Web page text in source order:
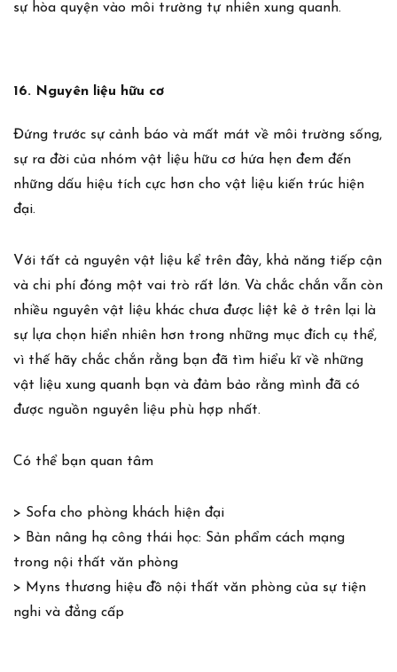
sự hòa quyện vào môi trường tự nhiên xung quanh.
16. Nguyên liệu hữu cơ
Đứng trước sự cảnh báo và mất mát về môi trường sống,
sự ra đời của nhóm vật liệu hữu cơ hứa hẹn đem đến
những dấu hiệu tích cực hơn cho vật liệu kiến trúc hiện
đại.
Với tất cả nguyên vật liệu kể trên đây, khả năng tiếp cận
và chi phí đóng một vai trò rất lớn. Và chắc chắn vẫn còn
nhiều nguyên vật liệu khác chưa được liệt kê ở trên lại là
sự lựa chọn hiển nhiên hơn trong những mục đích cụ thể,
vì thế hãy chắc chắn rằng bạn đã tìm hiểu kĩ về những
vật liệu xung quanh bạn và đảm bảo rằng mình đã có
được nguồn nguyên liệu phù hợp nhất.
Có thể bạn quan tâm
> Sofa cho phòng khách hiện đại
> Bàn nâng hạ công thái học: Sản phẩm cách mạng
trong nội thất văn phòng
> Myns thương hiệu đồ nội thất văn phòng của sự tiện
nghi và đẳng cấp